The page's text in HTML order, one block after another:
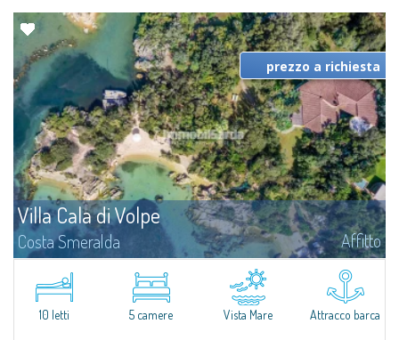
Villa Cala di Volpe
Costa Smeralda Affitto
Vi diamo il benvenuto a Villa Cala di Volpe, straordinaria proprietà fronte
mare e vera e propria penisola privata di circa 6.000 metri quadrati lungo
le coste cristalline della prestigiosa Baia Cala di Volpe, a due...
prezzo a richiesta
10 letti 5 camere Vista Mare Attracco barca